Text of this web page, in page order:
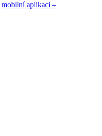
mobilní aplikaci –